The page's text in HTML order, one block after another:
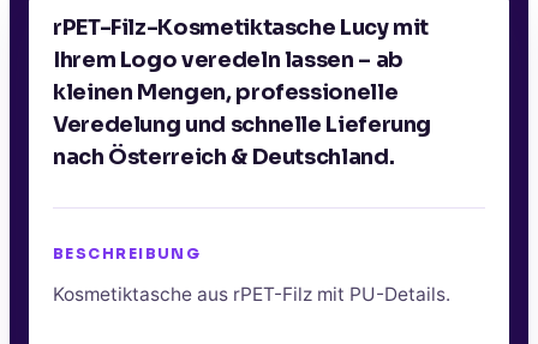
rPET-Filz-Kosmetiktasche Lucy mit
Ihrem Logo veredeln lassen – ab
kleinen Mengen, professionelle
Veredelung und schnelle Lieferung
nach Österreich & Deutschland.
BESCHREIBUNG
Kosmetiktasche aus rPET-Filz mit PU-Details.